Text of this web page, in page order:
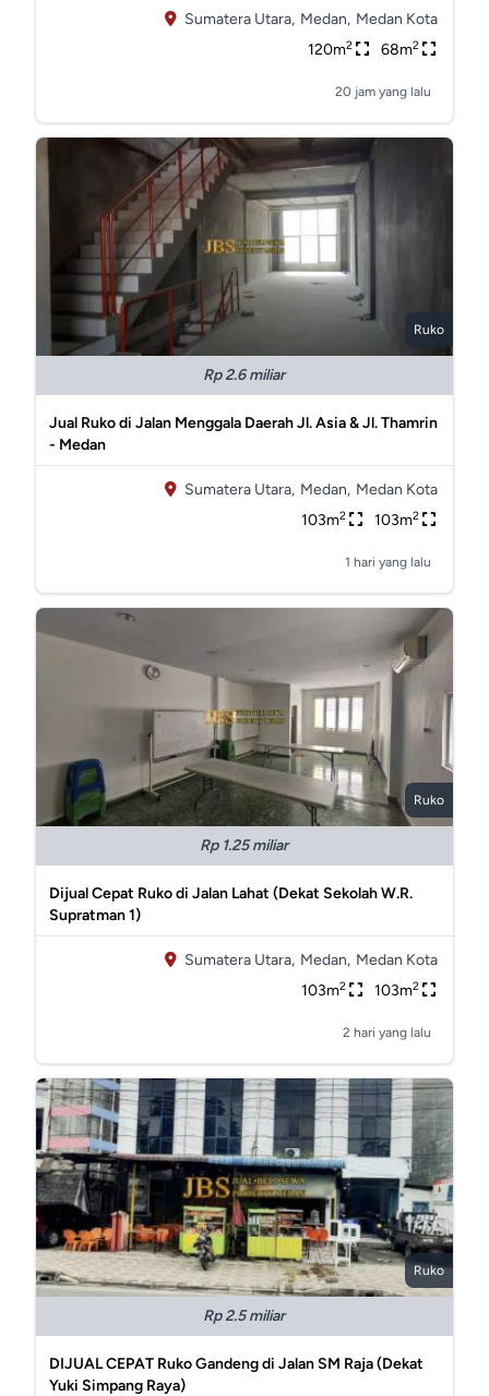
Sumatera Utara, Medan, Medan Kota
120m2 68m2
20 jam yang lalu
Ruko
Rp 2.6 miliar
Jual Ruko di Jalan Menggala Daerah Jl. Asia & Jl. Thamrin
- Medan
Sumatera Utara, Medan, Medan Kota
103m2 103m2
1 hari yang lalu
Ruko
Rp 1.25 miliar
Dijual Cepat Ruko di Jalan Lahat (Dekat Sekolah W.R.
Supratman 1)
Sumatera Utara, Medan, Medan Kota
103m2 103m2
2 hari yang lalu
Ruko
Rp 2.5 miliar
DIJUAL CEPAT Ruko Gandeng di Jalan SM Raja (Dekat
Yuki Simpang Raya)